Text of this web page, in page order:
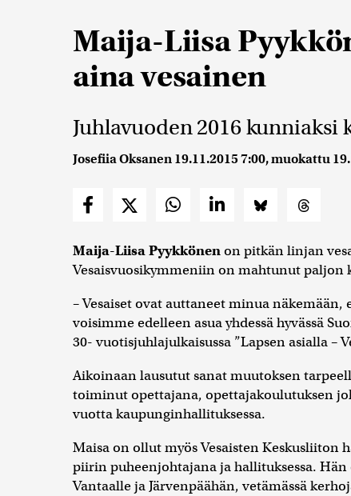
Maija-Liisa
aina vesainen
Juhlavuoden 2016
Josefiia Oksanen 19.11.2015 7:00, muokattu
Maija-Liisa Pyykkönenon pitkän linjan
Vesaisvuosikymmeniin on mahtunut paljon
– Vesaiset ovat auttaneet minua
voisimme edelleen asua yhdessä hyvässä
30- vuotisjuhlajulkaisussa ”Lapsen asialla –
Aikoinaan lausutut sanat muutoksen
toiminut opettajana, opettajakoulutuksen
vuotta kaupunginhallituksessa.
Maisa on ollut myös Vesaisten Keskusliiton
piirin puheenjohtajana ja hallituksessa. Hän
Vantaalle ja Järvenpäähän, vetämässä